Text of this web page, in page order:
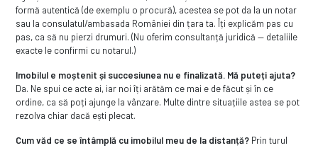
formă autentică (de exemplu o procură), acestea se pot da la un notar
sau la consulatul/ambasada României din țara ta. Îți explicăm pas cu
pas, ca să nu pierzi drumuri. (Nu oferim consultanță juridică — detaliile
exacte le confirmi cu notarul.)
Imobilul e moștenit și succesiunea nu e finalizată. Mă puteți ajuta?
Da. Ne spui ce acte ai, iar noi îți arătăm ce mai e de făcut și în ce
ordine, ca să poți ajunge la vânzare. Multe dintre situațiile astea se pot
rezolva chiar dacă ești plecat.
Cum văd ce se întâmplă cu imobilul meu de la distanță? Prin turul